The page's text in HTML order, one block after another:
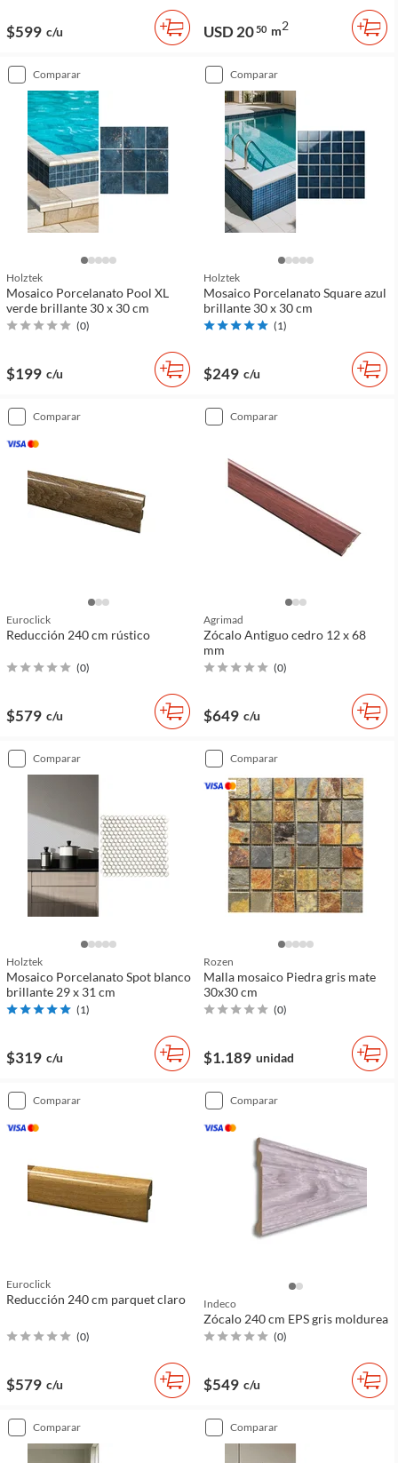
$599 c/u USD 2050 m2
comparar
Holztek
Mosaico Porcelanato Pool XL
verde brillante 30 x 30 cm
(0)
$199 c/u
comparar
Holztek
Mosaico Porcelanato Square azul
brillante 30 x 30 cm
(1)
$249 c/u
comparar
Euroclick
Reducción 240 cm rústico
(0)
$579 c/u
comparar
Agrimad
Zócalo Antiguo cedro 12 x 68
mm
(0)
$649 c/u
comparar
Holztek
Mosaico Porcelanato Spot blanco
brillante 29 x 31 cm
(1)
$319 c/u
comparar
Rozen
Malla mosaico Piedra gris mate
30x30 cm
(0)
$1.189 unidad
comparar
Euroclick
Reducción 240 cm parquet claro
(0)
$579 c/u
comparar
Indeco
Zócalo 240 cm EPS gris moldurea
(0)
$549 c/u
comparar comparar